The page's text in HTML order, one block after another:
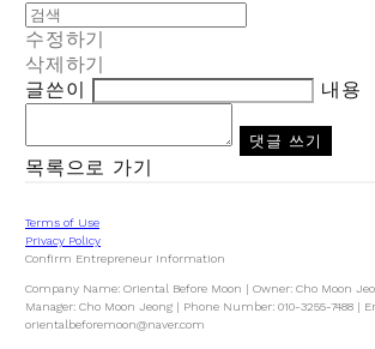
수정하기
삭제하기
글쓴이
내용
댓글 쓰기
목록으로 가기
Terms of Use
Privacy Policy
Confirm Entrepreneur Information
Company Name: Oriental Before Moon | Owner: Cho Moon
Manager: Cho Moon Jeong | Phone Number: 010-3255-7488 |
orientalbeforemoon@naver.com